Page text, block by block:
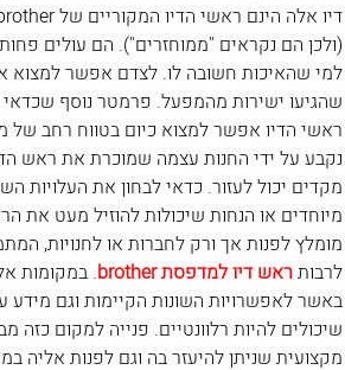
(ולכן הם נקראים "ממוחזרים"). הם עולים
למי שהאיכות חשובה לו. לצדם אפשר למצוא
שהגיעו ישירות מהמפעל. פרמטר נוסף
ראשי הדיו אפשר למצוא כיום בטווח רחב של
נקבע על ידי החנות עצמה שמוכרת את ראש
מקדים יכול לעזור. כדאי לבחון את העלויות
מיוחדים או הנחות שיכולות להוזיל מעט את
מומלץ לפנות אך ורק לחברות או לחנויות,
לרבותראש דיו למדפסת brother
. במקומות
באשר לאפשרויות השונות הקיימות וגם מידע
שיכולים להיות רלוונטיים. פנייה למקום כזה
מקצועית שניתן להיעזר בה וגם לפנות אליה